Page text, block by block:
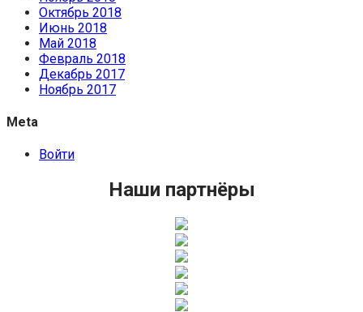
Октябрь 2018
Июнь 2018
Май 2018
Февраль 2018
Декабрь 2017
Ноябрь 2017
Meta
Войти
Наши партнёры